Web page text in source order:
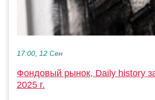
17:00, 12 Сен
Фондовый рынок, Daily history
2025 г.